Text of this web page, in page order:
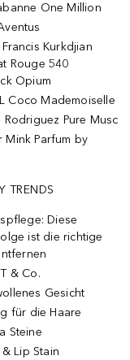
One Million
Kurkdjian
Rouge 540
Opium
Coco Mademoiselle
Rodriguez Pure Musc
Mink Parfum by
TRENDS
Diese
ist die richtige
& Co.
Gesicht
für die Haare
Steine
Lip Stain